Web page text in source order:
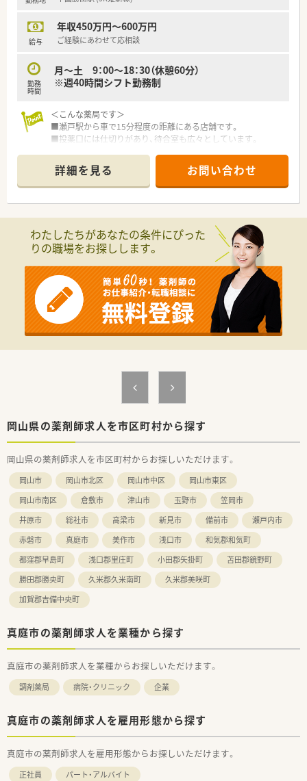
給与
年収450万円～600万円
ご経験にあわせて応相談
勤務
時間
月～土 9：00～18：30（休憩60分）
※週40時間シフト勤務制
＜こんな薬局です＞
■瀬戸駅から車で15分程度の距離にある店舗です。
■投薬口には仕切りがあり、待合室も広々としています。
＜業務内容＞
■隣接する病院より内科・外科・整形外科ほか応需。幅広い処方
箋に触れることができます。
■処方箋枚数は約60枚/日です。
■現場の先輩薬剤師より指導を受けて頂きます。
■岡山県内を中心に15店舗展開の地元調剤薬局チェーンで
す。
地域密着型の店舗を目指し、全店舗の健康サポート機能に向けて
取り組みをされています。
■個人在宅業務だけでなく、自社運営の介護事業との地域ケア連
携が強みです。
■特色のある応需先が特徴で漢方内科・総合病院・在宅中心の店
■調剤設備が大変充実。省力化計画続行中です。
受付コンピューター（レセコン）・自動薬袋プリンター・全自動錠
＜こんな方にもおすすめ＞
■プライベートも重視しながらメリハリをつけて働きたい方
詳細を見る お問い合わせ
わたしたちがあなたの条件にぴった
りの職場をお探しします。
岡山県の薬剤師求人を市区町村から探す
岡山県の薬剤師求人を市区町村からお探しいただけます。
岡山市 岡山市北区 岡山市中区
岡山市東区
岡山市南区
倉敷市 津山市 玉野市
笠岡市
井原市
総社市 高梁市 新見市 備前市
瀬戸内市
赤磐市
真庭市 美作市 浅口市
和気郡和気町
都窪郡早島町
浅口郡里庄町 小田郡矢掛町
苫田郡鏡野町
勝田郡勝央町
久米郡久米南町
久米郡美咲町
加賀郡吉備中央町
真庭市の薬剤師求人を業種から探す
真庭市の薬剤師求人を業種からお探しいただけます。
調剤薬局 病院・クリニック 企業
真庭市の薬剤師求人を雇用形態から探す
真庭市の薬剤師求人を雇用形態からお探しいただけます。
正社員 パート・アルバイト